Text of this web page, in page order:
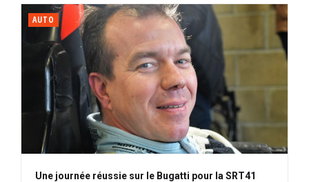
AUTO
Une journée réussie sur le Bugatti pour la SRT41